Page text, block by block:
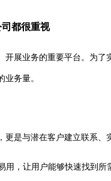
都很重视
开展业务的重要平台。为
务量。
是与潜在客户建立联系
，让用户能够快速找到所